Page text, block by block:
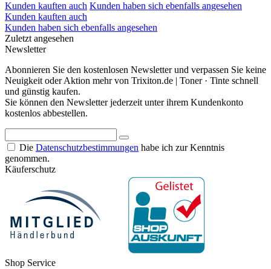
Kunden kauften auch Kunden haben sich ebenfalls angesehen
Kunden kauften auch
Kunden haben sich ebenfalls angesehen
Zuletzt angesehen
Newsletter
Abonnieren Sie den kostenlosen Newsletter und verpassen Sie keine
Neuigkeit oder Aktion mehr von Trixiton.de | Toner · Tinte schnell
und günstig kaufen.
Sie können den Newsletter jederzeit unter ihrem Kundenkonto
kostenlos abbestellen.
Die Datenschutzbestimmungen habe ich zur Kenntnis
genommen.
Käuferschutz
Shop Service